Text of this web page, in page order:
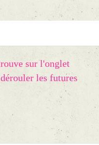
sur l'onglet
les futures